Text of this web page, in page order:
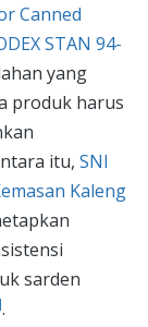
Canned
STAN 94-
yang
produk harus
itu, SNI
Kaleng
sarden
.